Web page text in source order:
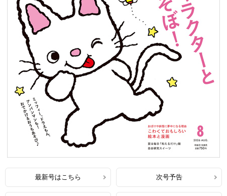
最新号はこちら 次号予告